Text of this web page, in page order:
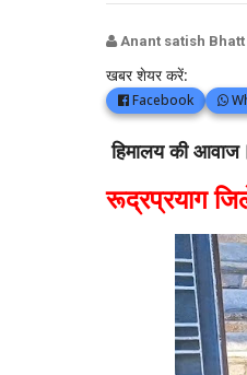
Anant satish Bhatt
खबर शेयर करें:
Facebook
हिमालय की
रूद्रप्रयाग